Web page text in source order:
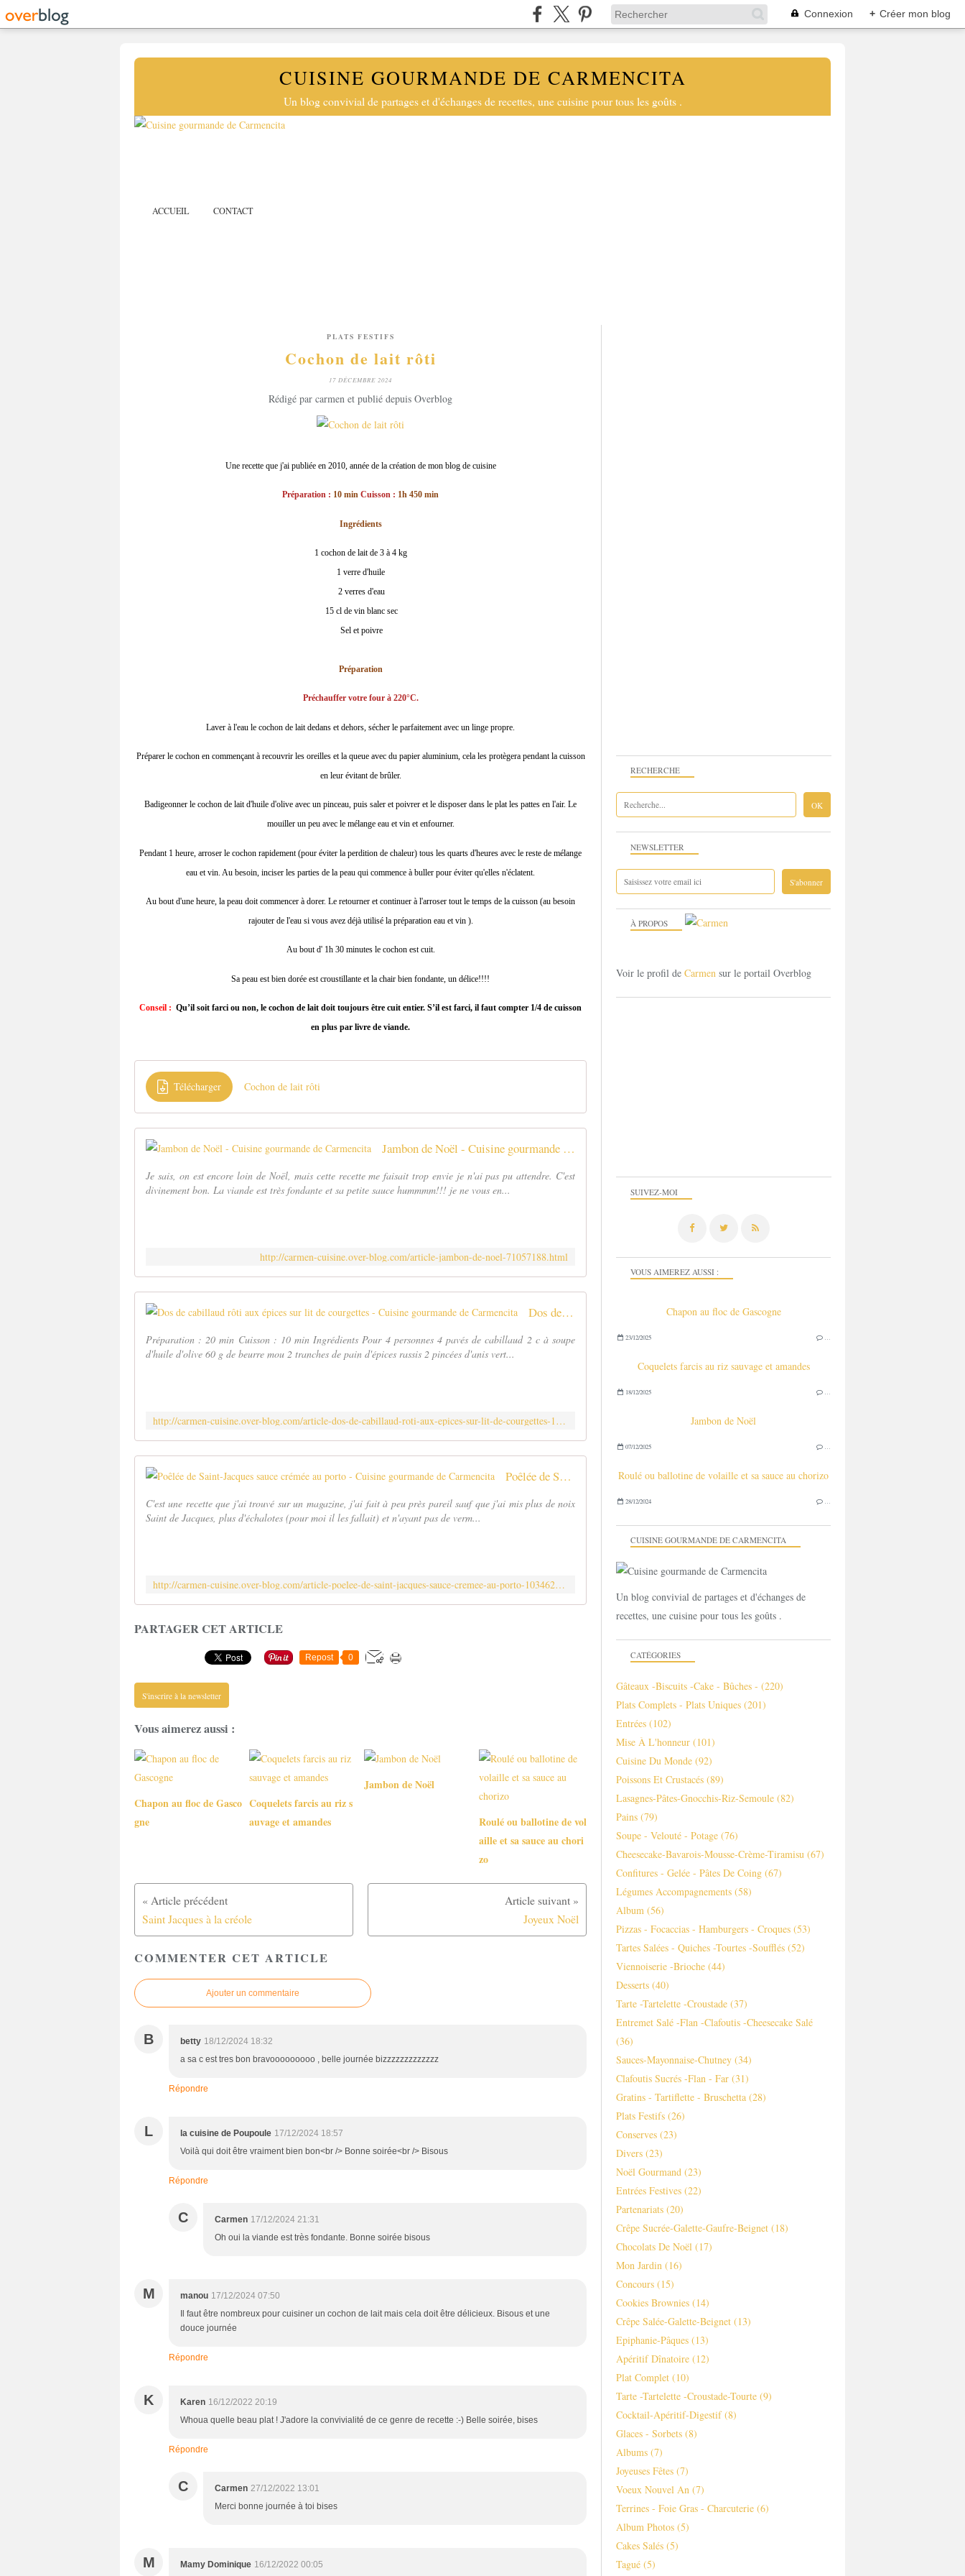
Connexion + Créer mon blog
CUISINE GOURMANDE DE CARMENCITA
Un blog convivial de partages et d'échanges de recettes, une cuisine pour tous les goûts .
ACCUEIL CONTACT
PLATS FESTIFS
Cochon de lait rôti
17 DÉCEMBRE 2024
Rédigé par carmen et publié depuis Overblog
Une recette que j'ai publiée en 2010, année de la création de mon blog de cuisine
Préparation : 10 min Cuisson : 1h 450 min
Ingrédients
1 cochon de lait de 3 à 4 kg
1 verre d'huile
2 verres d'eau
15 cl de vin blanc sec
Sel et poivre
Préparation
Préchauffer votre four à 220°C.
Laver à l'eau le cochon de lait dedans et dehors, sécher le parfaitement avec un linge propre.
Préparer le cochon en commençant à recouvrir les oreilles et la queue avec du papier aluminium, cela les protègera pendant la cuisson
en leur évitant de brûler.
Badigeonner le cochon de lait d'huile d'olive avec un pinceau, puis saler et poivrer et le disposer dans le plat les pattes en l'air. Le
mouiller un peu avec le mélange eau et vin et enfourner.
Pendant 1 heure, arroser le cochon rapidement (pour éviter la perdition de chaleur) tous les quarts d'heures avec le reste de mélange
eau et vin. Au besoin, inciser les parties de la peau qui commence à buller pour éviter qu'elles n'éclatent.
Au bout d'une heure, la peau doit commencer à dorer. Le retourner et continuer à l'arroser tout le temps de la cuisson (au besoin
rajouter de l'eau si vous avez déjà utilisé la préparation eau et vin ).
Au bout d' 1h 30 minutes le cochon est cuit.
Sa peau est bien dorée est croustillante et la chair bien fondante, un délice!!!!
Conseil : Qu’il soit farci ou non, le cochon de lait doit toujours être cuit entier. S’il est farci, il faut compter 1/4 de cuisson
en plus par livre de viande.
Télécharger Cochon de lait rôti
Jambon de Noël - Cuisine gourmande de Carmencita
Je sais, on est encore loin de Noël, mais cette recette me faisait trop envie je n'ai pas pu attendre. C'est
divinement bon. La viande est très fondante et sa petite sauce hummmm!!! je ne vous en...
http://carmen-cuisine.over-blog.com/article-jambon-de-noel-71057188.html
Dos de cabillaud rôti aux épices sur lit de courgettes - Cuisine gourmande de Carmencita
Préparation : 20 min Cuisson : 10 min Ingrédients Pour 4 personnes 4 pavés de cabillaud 2 c à soupe
d'huile d'olive 60 g de beurre mou 2 tranches de pain d'épices rassis 2 pincées d'anis vert...
http://carmen-cuisine.over-blog.com/article-dos-de-cabillaud-roti-aux-epices-sur-lit-de-courgettes-122194964.html
Poêlée de Saint-Jacques sauce crémée au porto - Cuisine gourmande de Carmencita
C'est une recette que j'ai trouvé sur un magazine, j'ai fait à peu près pareil sauf que j'ai mis plus de noix
Saint de Jacques, plus d'échalotes (pour moi il les fallait) et n'ayant pas de verm...
http://carmen-cuisine.over-blog.com/article-poelee-de-saint-jacques-sauce-cremee-au-porto-103462948.html
PARTAGER CET ARTICLE
Repost 0
S'inscrire à la newsletter
Vous aimerez aussi :
Chapon au floc de Gasco
gne
Coquelets farcis au riz s
auvage et amandes
Jambon de Noël
Roulé ou ballotine de vol
aille et sa sauce au chori
zo
Saint Jacques à la créole Joyeux Noël
COMMENTER CET ARTICLE
Ajouter un commentaire
B betty 18/12/2024 18:32
a sa c est tres bon bravooooooooo , belle journée bizzzzzzzzzzzzz
Répondre
L la cuisine de Poupoule 17/12/2024 18:57
Voilà qui doit être vraiment bien bon<br /> Bonne soirée<br /> Bisous
Répondre
C Carmen 17/12/2024 21:31
Oh oui la viande est très fondante. Bonne soirée bisous
M manou 17/12/2024 07:50
Il faut être nombreux pour cuisiner un cochon de lait mais cela doit être délicieux. Bisous et une
douce journée
Répondre
K Karen 16/12/2022 20:19
Whoua quelle beau plat ! J'adore la convivialité de ce genre de recette :-) Belle soirée, bises
Répondre
C Carmen 27/12/2022 13:01
Merci bonne journée à toi bises
M Mamy Dominique 16/12/2022 00:05
NEWSLETTER
SUIVEZ-MOI
RECHERCHE
CUISINE GOURMANDE DE CARMENCITA
Un blog convivial de partages et d'échanges de
recettes, une cuisine pour tous les goûts .
À PROPOS
Voir le profil de Carmen sur le portail Overblog
VOUS AIMEREZ AUSSI :
Chapon au floc de Gascogne
23/12/2025
Coquelets farcis au riz sauvage et amandes
18/12/2025
Jambon de Noël
07/12/2025
Roulé ou ballotine de volaille et sa sauce au chorizo
28/12/2024
CATÉGORIES
Gâteaux -biscuits -cake - Bûches - (220)
Plats Complets - Plats Uniques (201)
Entrées (102)
Mise À L'honneur (101)
Cuisine Du Monde (92)
Poissons Et Crustacés (89)
Lasagnes-Pâtes-Gnocchis-Riz-Semoule (82)
Pains (79)
Soupe - Velouté - Potage (76)
Cheesecake-Bavarois-Mousse-Crème-Tiramisu (67)
Confitures - Gelée - Pâtes De Coing (67)
Légumes Accompagnements (58)
Album (56)
Pizzas - Focaccias - Hamburgers - Croques (53)
Tartes Salées - Quiches -tourtes -soufflés (52)
Viennoiserie -brioche (44)
Desserts (40)
Tarte -tartelette -croustade (37)
Entremet Salé -flan -clafoutis -cheesecake Salé
(36)
Sauces-Mayonnaise-Chutney (34)
Clafoutis Sucrés -flan - Far (31)
Gratins - Tartiflette - Bruschetta (28)
Plats Festifs (26)
Conserves (23)
Divers (23)
Noël Gourmand (23)
Entrées Festives (22)
Partenariats (20)
Crêpe Sucrée-Galette-Gaufre-Beignet (18)
Chocolats De Noël (17)
Mon Jardin (16)
Concours (15)
Cookies Brownies (14)
Crêpe Salée-Galette-Beignet (13)
Epiphanie-Pâques (13)
Apéritif Dînatoire (12)
Plat Complet (10)
Tarte -tartelette -croustade-Tourte (9)
Cocktail-Apéritif-Digestif(8)
Glaces - Sorbets (8)
Albums (7)
Joyeuses Fêtes (7)
Voeux Nouvel An (7)
Terrines - Foie Gras - Charcuterie (6)
Album Photos (5)
Cakes Salés (5)
Tagué (5)